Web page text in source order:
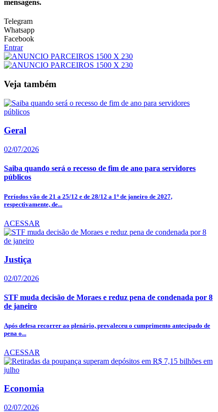
mensagens.
Telegram
Whatsapp
Facebook
Entrar
Veja também
Geral
02/07/2026
Saiba quando será o recesso de fim de ano para servidores
públicos
Períodos vão de 21 a 25/12 e de 28/12 a 1º de janeiro de 2027,
respectivamente, de...
ACESSAR
Justiça
02/07/2026
STF muda decisão de Moraes e reduz pena de condenada por 8
de janeiro
Após defesa recorrer ao plenário, prevaleceu o cumprimento antecipado de
pena o...
ACESSAR
Economia
02/07/2026